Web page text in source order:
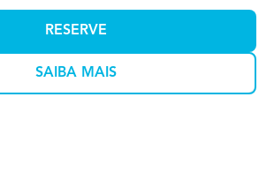
RESERVE
SAIBA MAIS